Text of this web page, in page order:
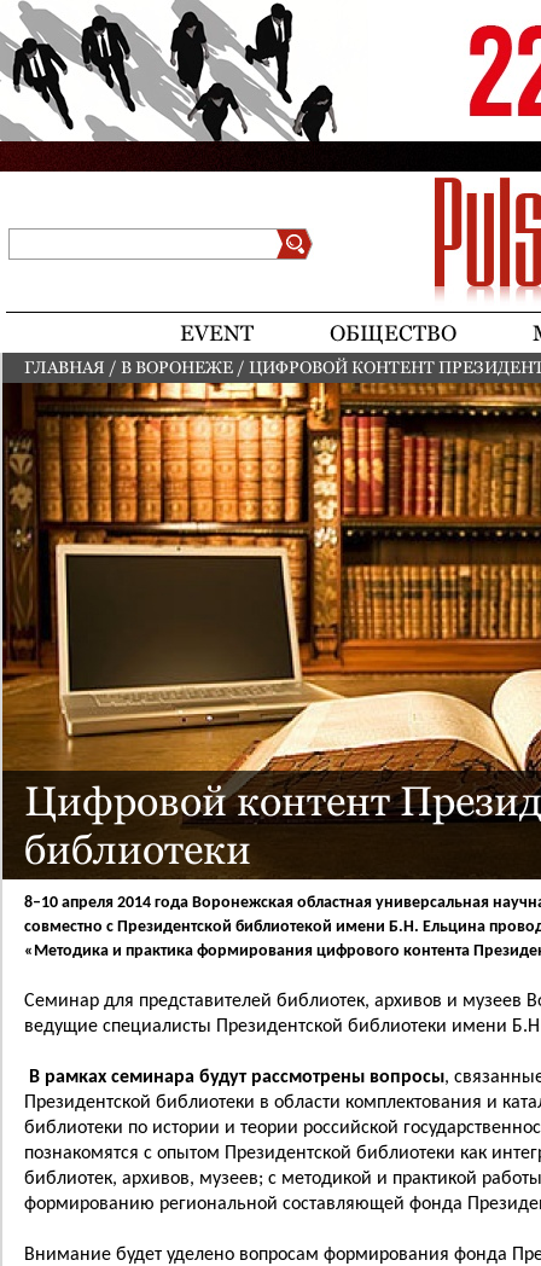
Jump to navigation
EVENT ОБЩЕСТВО
ВЫ ЗДЕСЬ
ГЛАВНАЯ / В ВОРОНЕЖЕ / ЦИФРОВОЙ КОНТЕНТ
Цифровой контент
библиотеки
8–10 апреля 2014 года Воронежская областная универсальная
совместно с Президентской библиотекой имени Б.Н. Ельцина
«Методика и практика формирования цифрового контента
Семинар для представителей библиотек, архивов и музеев
ведущие специалисты Президентской библиотеки имени
В рамках семинара будут рассмотрены вопросы,
Президентской библиотеки в области комплектования и
библиотеки по истории и теории российской
познакомятся с опытом Президентской библиотеки как
библиотек, архивов, музеев; с методикой и практикой
формированию региональной составляющей фонда
Внимание будет уделено вопросам формирования фонда